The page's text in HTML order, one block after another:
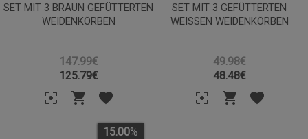
SET MIT 3 BRAUN GEFÜTTERTEN
WEIDENKÖRBEN
147.99€
125.79€
SET MIT 3 GEFÜTTERTEN
WEISSEN WEIDENKÖRBEN
49.98€
48.48€
15.00%